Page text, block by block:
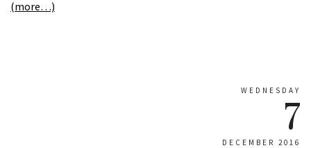
(more…)
WEDNESDAY
7
DECEMBER 2016